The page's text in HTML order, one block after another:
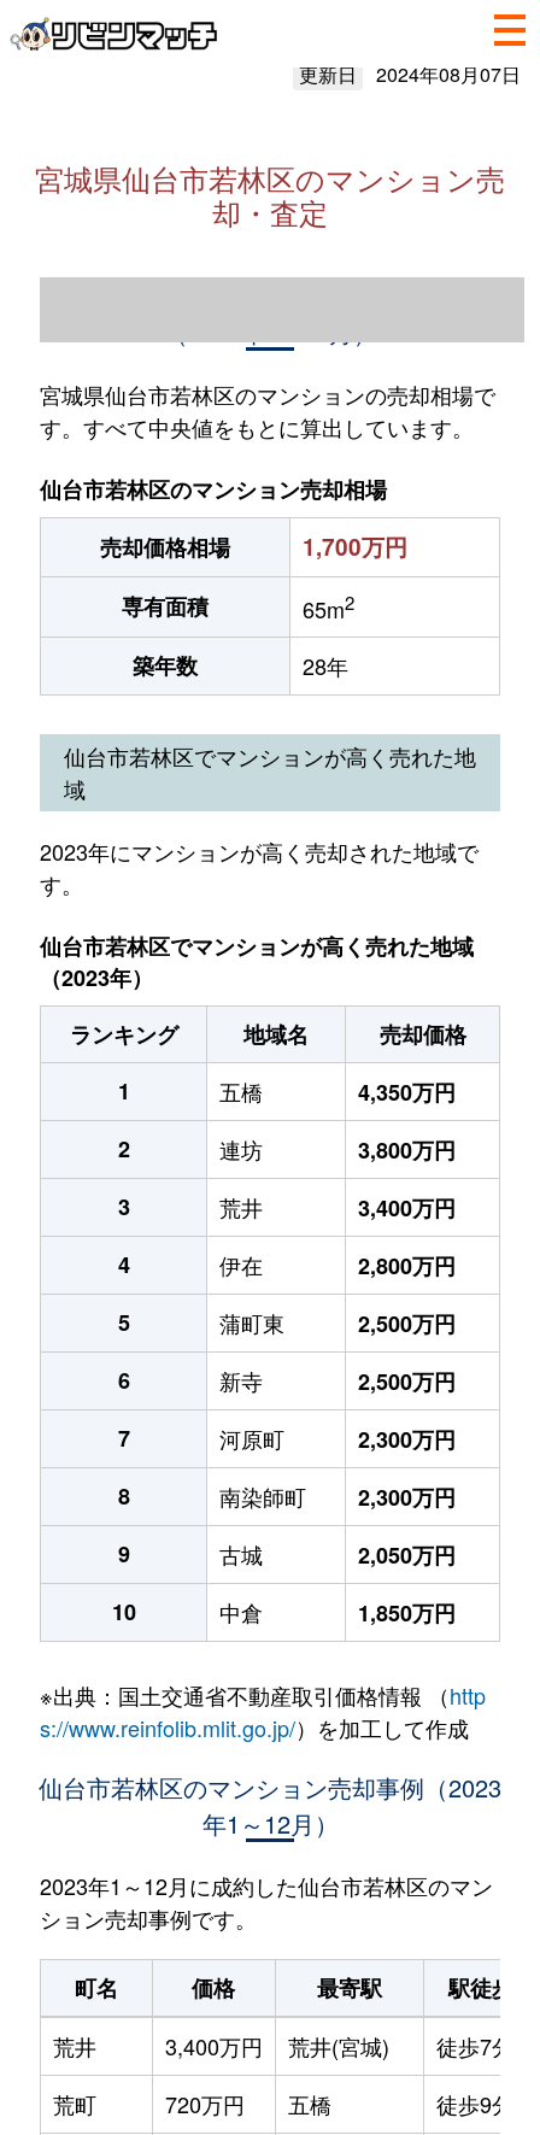
更新日 2024年08月07日
宮城県仙台市若林区のマンション売
却・査定
宮城県仙台市若林区のマンションの売却相場で
す。すべて中央値をもとに算出しています。
仙台市若林区のマンション売却相場
売却価格相場
1,700万円
専有面積 65m2
築年数 28年
仙台市若林区でマンションが高く売れた地
域
2023年にマンションが高く売却された地域で
す。
仙台市若林区でマンションが高く売れた地域
（2023年）
ランキング
地域名
売却価格
1
五橋
4,350万円
2
連坊
3,800万円
3
荒井
3,400万円
4
伊在
2,800万円
5
蒲町東
2,500万円
6
新寺
2,500万円
7
河原町
2,300万円
8
南染師町
2,300万円
9
古城
2,050万円
10
中倉 1,850万円
※出典：国土交通省不動産取引価格情報 （http
s://www.reinfolib.mlit.go.jp/）を加工して作成
仙台市若林区のマンション売却事例（2023
年1～12月）
2023年1～12月に成約した仙台市若林区のマン
ション売却事例です。
町名 価格 最寄駅
駅徒歩
荒井
3,400万円 荒井(宮城)
徒歩7分
荒町
720万円 五橋
徒歩9分